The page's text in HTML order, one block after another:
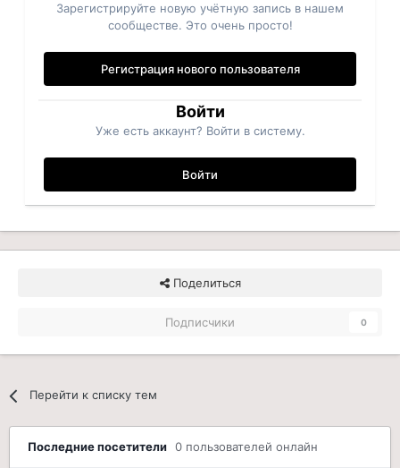
Зарегистрируйте новую учётную запись в нашем
сообществе. Это очень просто!
Регистрация нового пользователя
Войти
Уже есть аккаунт? Войти в систему.
Войти
Поделиться
Подписчики 0
Перейти к списку тем
Последние посетители 0 пользователей онлайн